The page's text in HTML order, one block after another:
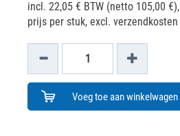
incl. 22,05 € BTW (netto 105,00 €),
prijs per stuk, excl. verzendkosten
Voeg toe aan winkelwagen